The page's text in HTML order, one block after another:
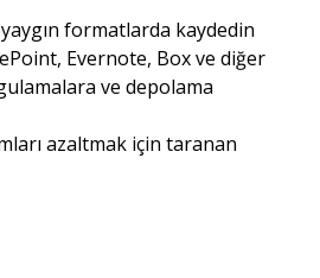
yaygın formatlarda kaydedin
Evernote, Box ve diğer
ve depolama
azaltmak için taranan